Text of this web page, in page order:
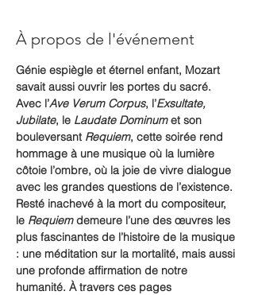
À propos de l'événement
Génie espiègle et éternel enfant, Mozart
savait aussi ouvrir les portes du sacré.
Avec l’Ave Verum Corpus, l’Exsultate,
Jubilate, le Laudate Dominum et son
bouleversant Requiem, cette soirée rend
hommage à une musique où la lumière
côtoie l’ombre, où la joie de vivre dialogue
avec les grandes questions de l’existence.
Resté inachevé à la mort du compositeur,
le Requiem demeure l’une des œuvres les
plus fascinantes de l’histoire de la musique
: une méditation sur la mortalité, mais aussi
une profonde affirmation de notre
humanité. À travers ces pages